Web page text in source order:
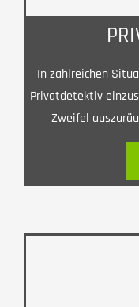
In zahlreichen
Privatdetektiv
Zweifel